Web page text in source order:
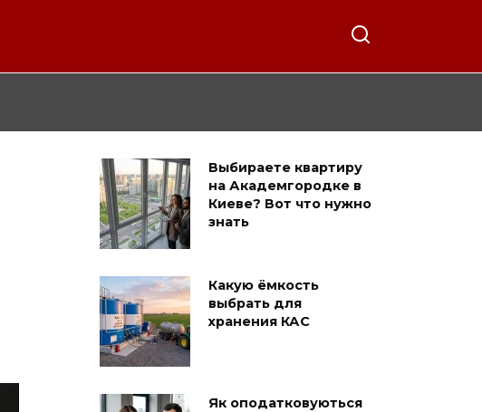
Выбираете квартиру
на Академгородке в
Киеве? Вот что нужно
знать
Какую ёмкость
выбрать для
хранения КАС
Як оподатковуються